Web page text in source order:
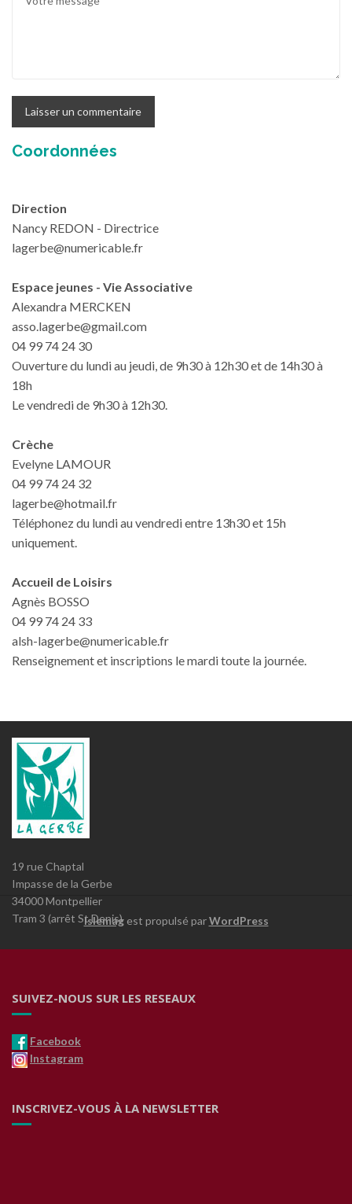
Coordonnées
Direction
Nancy REDON - Directrice
lagerbe@numericable.fr
Espace jeunes - Vie Associative
Alexandra MERCKEN
asso.lagerbe@gmail.com
04 99 74 24 30
Ouverture du lundi au jeudi, de 9h30 à 12h30 et de 14h30 à
18h
Le vendredi de 9h30 à 12h30.
Crèche
Evelyne LAMOUR
04 99 74 24 32
lagerbe@hotmail.fr
Téléphonez du lundi au vendredi entre 13h30 et 15h
uniquement.
Accueil de Loisirs
Agnès BOSSO
04 99 74 24 33
alsh-lagerbe@numericable.fr
Renseignement et inscriptions le mardi toute la journée.
19 rue Chaptal
Impasse de la Gerbe
34000 Montpellier
Tram 3 (arrêt St Denis)
SUIVEZ-NOUS SUR LES RESEAUX
Facebook
Instagram
INSCRIVEZ-VOUS À LA NEWSLETTER
Islemagest propulsé parWordPress